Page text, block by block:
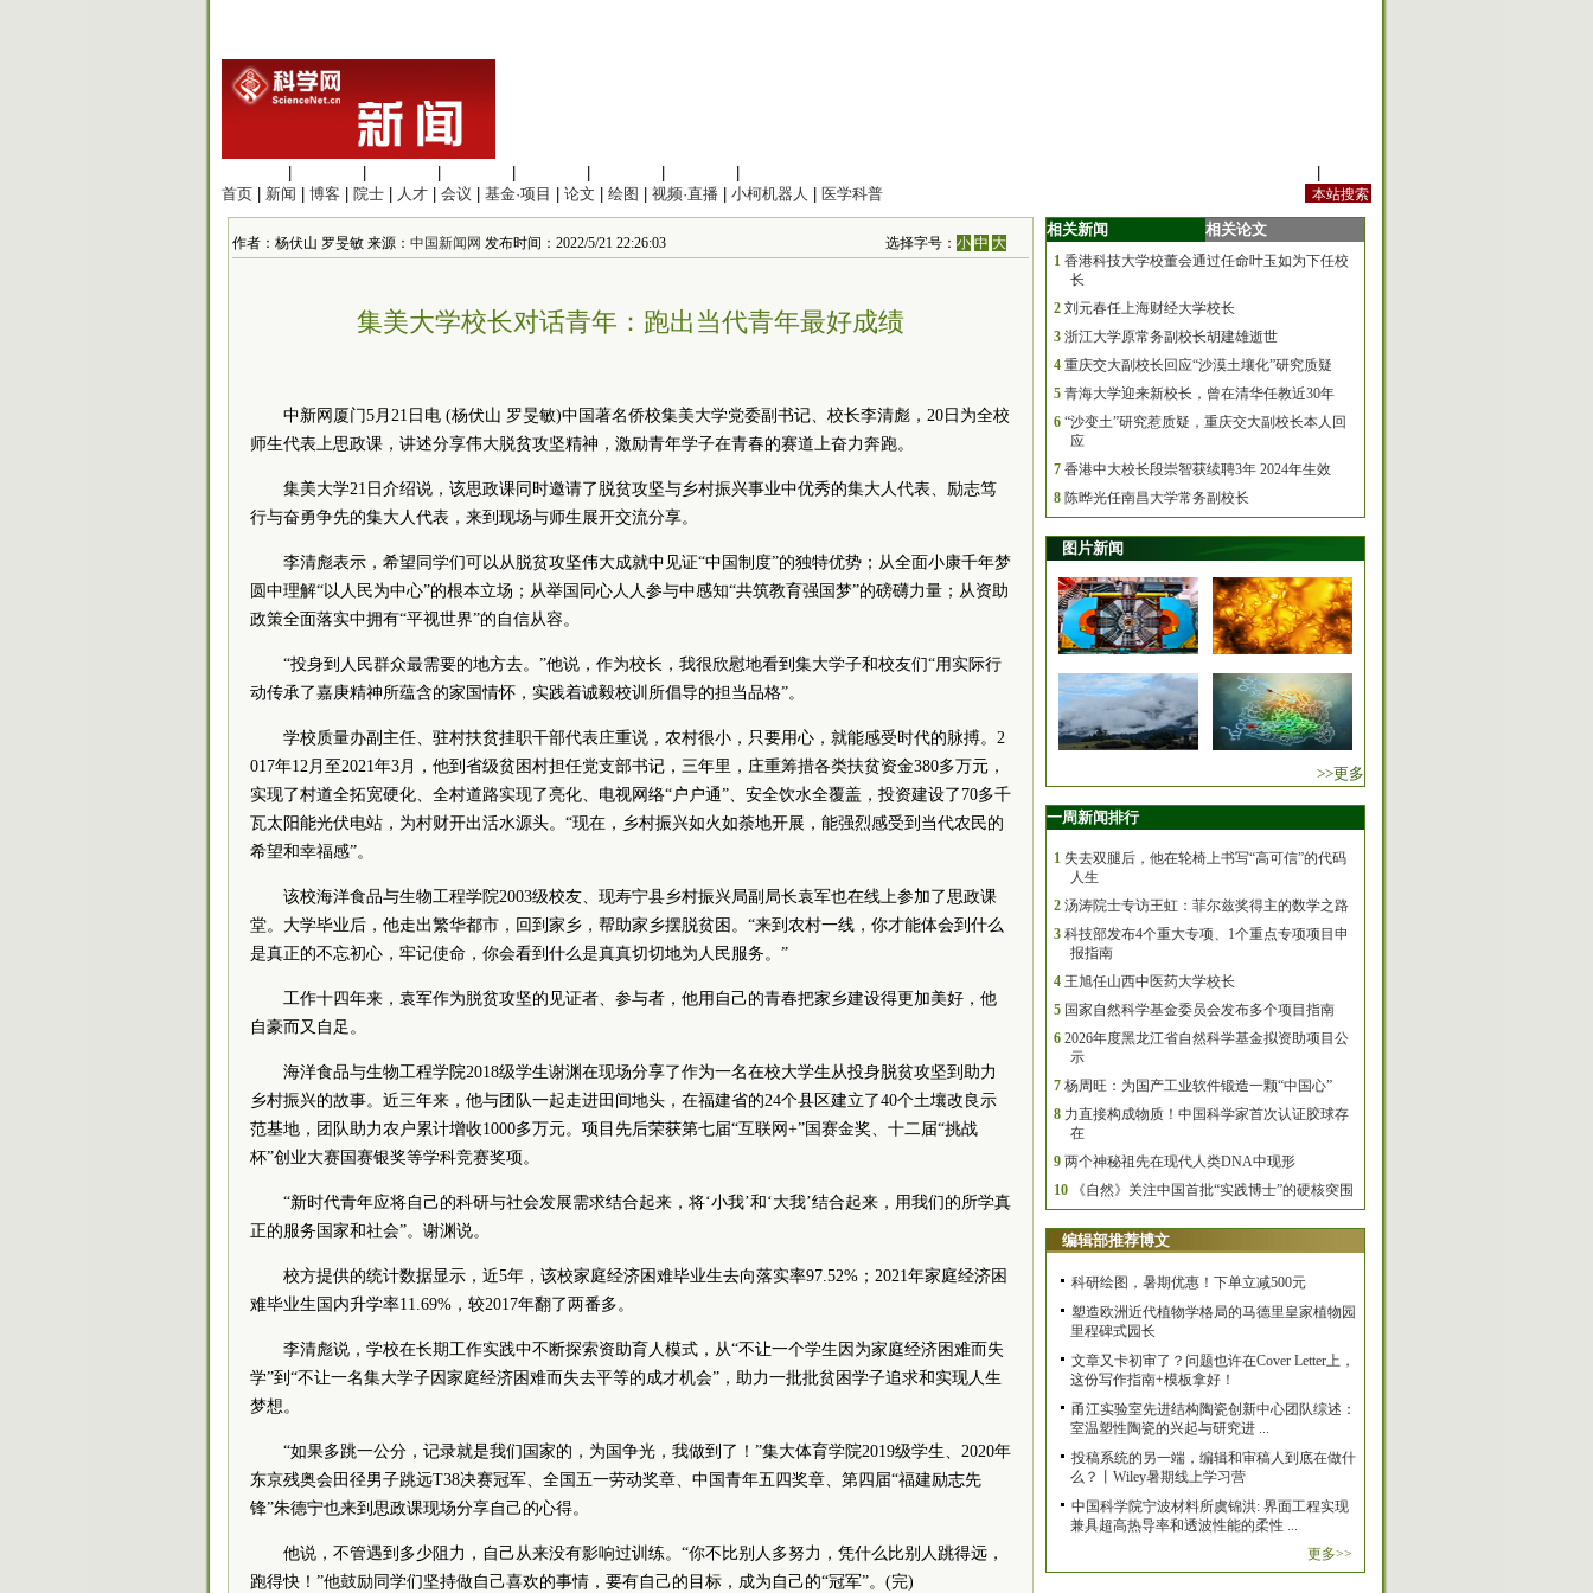
首页
新闻 博客 院士 人才 会议 基金·项目 论文 绘图 视频·直播 小柯机器人 医学科普
作者：杨伏山 罗旻敏 来源： 中国新闻网 发布时间：2022/5/21 22:26:03 选择字号：小 中 大
集美大学校长对话青年：跑出当代青年最好成绩
中新网厦门5月21日电 (杨伏山 罗旻敏)中国著名侨校集美大学党委副 书记、校长李清彪，20日为全校
师生代表上思政课，讲述分享伟大脱贫攻坚精神，激励青年学子在青春的赛道上奋力奔跑。
集美大学21日介绍说，该思政课同时邀请了脱贫攻坚与乡村振兴事业中优秀的集大人代表、励志笃
行与奋勇争先的集大人代表，来到现场与师生展开交流分享。
李清彪表示，希望同学们可以从脱贫攻坚伟大成就中见证“中国制度”的独特优势；从全面小康千年梦
圆中理解“以人民为中心”的根本立场；从举国同心人人参与中感知“共筑教育强国梦”的磅礴力量；从资助
政策全面落实中拥有“平视世界”的自信从容。
“投身到人民群众最需要的地方去。”他说，作为校长，我很欣慰地看到集大学子和校友们“用实际行
动传承了嘉庚精神所蕴含的家国情怀，实践着诚毅校训所倡导的担当品格”。
学校质量办副主任、驻村扶贫挂职干部代表庄重说，农村很小，只要用心，就能感受时代的脉搏。2
017年12月至2021年3月，他到省级贫困村担任党支部书记 ，三年里，庄重筹措各类扶贫资金380多万元，
实现了村道全拓宽硬化、全村道路实现了亮化、电视网络“户户通”、安全饮水全覆盖，投资建设了70多千
瓦太阳能光伏电站，为村财开出活水源头。“现在，乡村振兴如火如荼地开展，能强烈感受到当代农民的
希望和幸福感”。
该校海洋食品与生物工程学院2003级校友、现寿宁县乡村振兴局副局长袁军也在线上参加了思政课
堂。大学毕业后，他走出繁华都市，回到家乡，帮助家乡摆脱贫困。“来到农村一线，你才能体会到什么
是真正的不忘初心，牢记使命，你会看到什么是真真切切地为人民服务。”
工作十四年来，袁军作为脱贫攻坚的见证者、参与者，他用自己的青春把家乡建设得更加美好，他
自豪而又自足。
海洋食品与生物工程学院2018级学生谢渊在现场分享了作为一名在校大学生从投身脱贫攻坚到助力
乡村振兴的故事。近三年来，他与团队一起走进田间地头，在福建省的24个县区建立了40个土壤改良示
范基地，团队助力农户累计增收1000多万元。项目先后荣获第七届“互联网+”国赛金奖、十二届“挑战
杯”创业大赛国赛银奖等学科竞赛奖项。
“新时代青年应将自己的科研与社会发展需求结合起来，将‘小我’和‘大我’结合起来，用我们的所学真
正的服务国家和社会”。谢渊说。
校方提供的统计数据显示，近5年，该校家庭经济困难毕业生去向落实率97.52%；2021年家庭经济困
难毕业生国内升学率11.69%，较2017年翻了两番多。
李清彪说，学校在长期工作实践中不断探索资助育人模式，从“不让一个学生因为家庭经济困难而失
学”到“不让一名集大学子因家庭经济困难而失去平等的成才机会”，助力一批批贫困学子追求和实现人生
梦想。
“如果多跳一公分，记录就是我们国家的，为国争光，我做到了！”集大体育学院2019级学生、2020年
东京残奥会田径男子跳远T38决赛冠军、全国五一劳动奖章、中国青年五四奖章、第四届“福建励志先
锋”朱德宁也来到思政课现场分享自己的心得。
他说，不管遇到多少阻力，自己从来没有影响过训练。“你不比别人多努力，凭什么比别人跳得远，
跑得快！”他鼓励同学们坚持做自己喜欢的事情，要有自己的目标，成为自己的“冠军”。(完)
相关新闻 相关论文
1 香港科技大学校董会通过任命叶玉如为下任校
长
2 刘元春任上海财经大学校长
3 浙江大学原常务副校长胡建雄逝世
4 重庆交大副校长回应“沙漠土壤化”研究质疑
5 青海大学迎来新校长，曾在清华任教近30年
6 “沙变土”研究惹质疑，重庆交大副校长本人回
应
7 香港中大校长段崇智获续聘3年 2024年生效
8 陈晔光任南昌大学常务副校长
图片新闻
>>更多
一周新闻排行
1 失去双腿后，他在轮椅上书写“高可信”的代码
人生
2 汤涛院士专访王虹：菲尔兹奖得主的数学之路
3 科技部发布4个重大专项、1个重点专项项目申
报指南
4 王旭任山西中医药大学校长
5 国家自然科学基金委员会发布多个项目指南
6 2026年度黑龙江省自然科学基金拟资助项目公
示
7 杨周旺：为国产工业软件锻造一颗“中国心”
8 力直接构成物质！中国科学家首次认证胶球存
在
9 两个神秘祖先在现代人类DNA中现形
10
《自然》关注中国首批“实践博士”的硬核突围
编辑部推荐博文
科研绘图，暑期优惠！下单立减500元
塑造欧洲近代植物学格局的马德里皇家植物园
里程碑式园长
文章又卡初审了？问题也许在Cover Letter上，
这份写作指南+模板拿好！
甬江实验室先进结构陶瓷创新中心团队综述：
室温塑性陶瓷的兴起与研究进 ...
投稿系统的另一端，编辑和审稿人到底在做什
么？丨Wiley暑期线上学习营
中国科学院宁波材料所虞锦洪: 界面工程实现
兼具超高热导率和透波性能的柔性 ...
更多>>